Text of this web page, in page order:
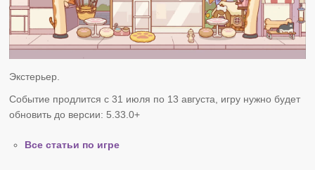
Экстерьер.
Событие продлится с 31 июля по 13 августа, игру нужно будет
обновить до версии: 5.33.0+
Все статьи по игре